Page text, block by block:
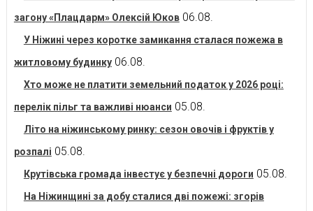
загону «Плацдарм» Олексій Юков 06.08.
У Ніжині через коротке замикання сталася пожежа в
житловому будинку 06.08.
Хто може не платити земельний податок у 2026 році:
перелік пільг та важливі нюанси 05.08.
Літо на ніжинському ринку: сезон овочів і фруктів у
розпалі 05.08.
Крутівська громада інвестує у безпечні дороги 05.08.
На Ніжинщині за добу сталися дві пожежі: згорів